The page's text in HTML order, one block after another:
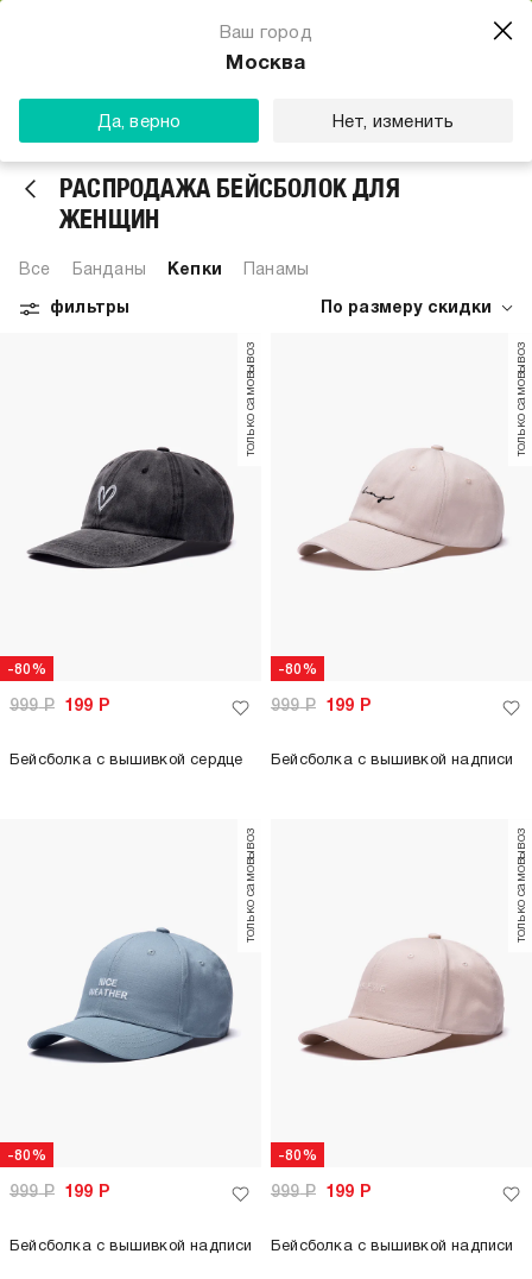
Ваш город
Москва
Да, верно Нет, изменить
РАСПРОДАЖА БЕЙСБОЛОК ДЛЯ
ЖЕНЩИН
Все Банданы Кепки Панамы
По размеру скидки
фильтры
-80%
только самовывоз
999Р 199 Р
Бейсболка с вышивкой сердце
-80%
только самовывоз
999Р 199 Р
Бейсболка с вышивкой надписи
-80%
только самовывоз
999Р 199 Р
Бейсболка с вышивкой надписи
-80%
только самовывоз
999Р 199 Р
Бейсболка с вышивкой надписи
Магазин одежды для тебя